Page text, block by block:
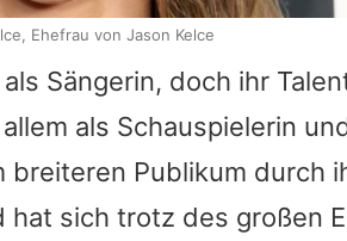
als Sängerin, doch ihr
als Schauspielerin
breiteren Publikum durch
hat sich trotz des großen
Ehefrau von Jason Kelce